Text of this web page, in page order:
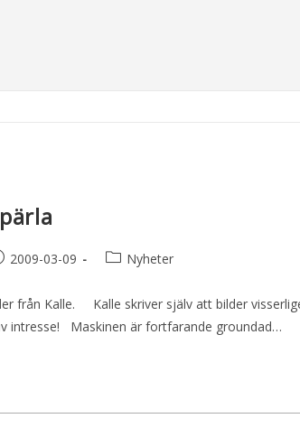
2009-03-09 Nyheter
från Kalle. Kalle skriver själv att bilder
intresse! Maskinen är fortfarande groundad…